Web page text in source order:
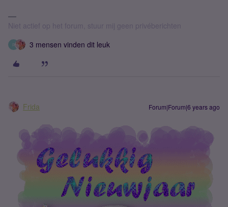
Niet actief op het forum, stuur mij geen privéberichten
R 3 mensen vinden dit leuk
Frida Forum|Forum|6 years ago